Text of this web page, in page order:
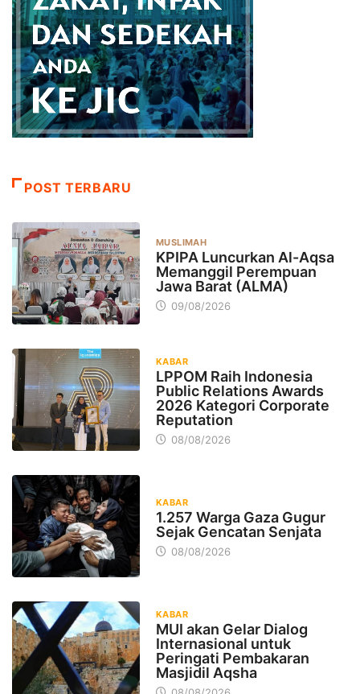
POST TERBARU
MUSLIMAH
KPIPA Luncurkan Al-Aqsa
Memanggil Perempuan
Jawa Barat (ALMA)
09/08/2026
KABAR
LPPOM Raih Indonesia
Public Relations Awards
2026 Kategori Corporate
Reputation
08/08/2026
KABAR
1.257 Warga Gaza Gugur
Sejak Gencatan Senjata
08/08/2026
KABAR
MUI akan Gelar Dialog
Internasional untuk
Peringati Pembakaran
Masjidil Aqsha